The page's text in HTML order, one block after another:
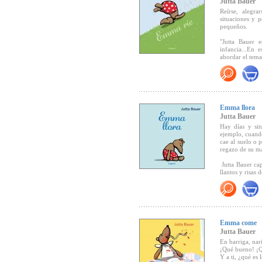
"
presentación"
acierto,
humana y
ALGUNOS
- Eule des
Jugend &
- Premio
-
2001, álbum
Reírse,
situaciones y
pequeños.
"Jutta Bauer
infancia...En
abordar el
la risa es el
Emma llora
Jutta Bauer
Hay días y
ejemplo,
cae al suelo o
regazo de su
Jutta Bauer
llantos y risas
"...Un libro de
Emma come
Jutta Bauer
En barriga,
¡Qué bueno!
Y a ti, ¿qué es